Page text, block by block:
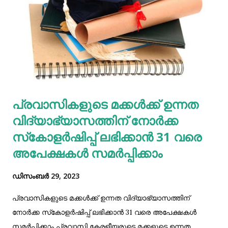
ബൊട്ടാണിക്കല്‍ ഗാര്‍ഡനില്‍ 23 മുതല്‍ 27 വരെയുള്ള
ദിവസങ്ങളിലായി 15,762 പേര്‍ സന്ദര്‍ശനം നടത്തി. മാട്ടുപ്പട്ടി,
എക്കോപോയിന്റ്, കുണ്ടള എന്നിവിടങ്ങളിലും സന്ദര്‍ശകരുടെ
വന്‍തിരക്ക് അനുഭവപ്പെടുന്നുണ്ട്. കഴിഞ്ഞ ഒരാഴ്ചയ്ക്കുള്ളില്‍
ആയിരങ്ങളാണ് മാട്ടുപ്പട്ടി സണ്‍മൂണ്‍ വാലി ബോട്ടിങ്
സെന്ററില്‍ സന്ദര്‍ശനം നടത്തിയത്. എക്കോ പോയിന്റിലും
നല്ലതണ്ണി, കുണ്ടള എ...
പ്രവാസികളുടെ മക്കള്‍ക്ക് ഉന്നത
വിദ്യാഭ്യാസത്തിന് നോര്‍ക്ക
സ്‌കോളര്‍ഷിപ്പ് ലഭിക്കാൻ 31 വരെ
അപേക്ഷകൾ സമർപ്പിക്കാം
ഡിസംബർ 29, 2023
പ്രവാസികളുടെ മക്കള്‍ക്ക് ഉന്നത വിദ്യാഭ്യാസത്തിന്
നോര്‍ക്ക സ്‌കോളര്‍ഷിപ്പ് ലഭിക്കാൻ 31 വരെ അപേക്ഷകൾ